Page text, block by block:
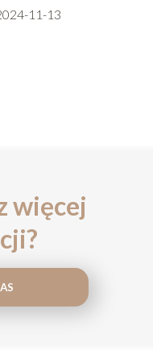
11-13
więcej